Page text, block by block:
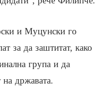
и Муцунски го
за да заштитат, како
група и да
државата.